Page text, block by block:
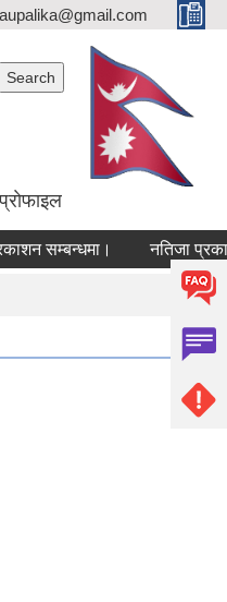
सम्बन्धमा। नतिजा